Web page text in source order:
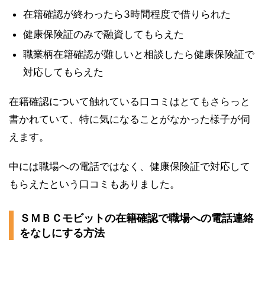
在籍確認が終わったら3時間程度で借りられた
健康保険証のみで融資してもらえた
職業柄在籍確認が難しいと相談したら健康保険証で
対応してもらえた
在籍確認について触れている口コミはとてもさらっと
書かれていて、特に気になることがなかった様子が伺
えます。
中には職場への電話ではなく、健康保険証で対応して
もらえたという口コミもありました。
ＳＭＢＣモビットの在籍確認で職場への電話連絡
をなしにする方法